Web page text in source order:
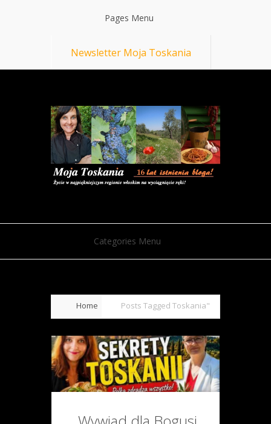
Pages Menu
Newsletter Moja Toskania
Categories Menu
Home Posts Tagged Toskania"